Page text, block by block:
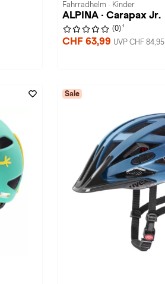
Fahrradhelm · Kinder
ALPINA · Carapax Jr.
(0) 1
CHF 63,99 UVP CHF 84,95
Sale